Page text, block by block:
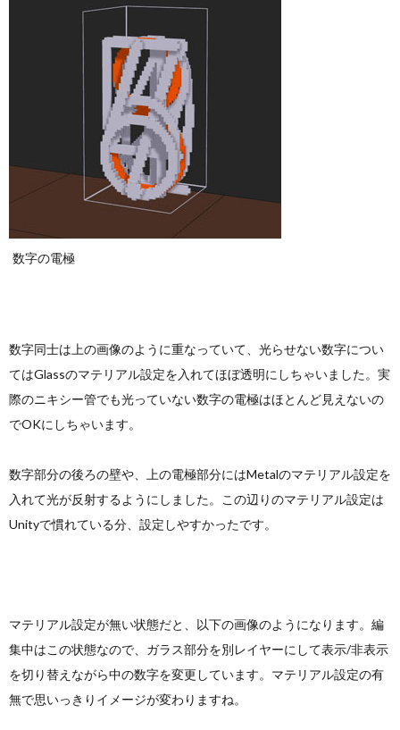
数字の電極
数字同士は上の画像のように重なっていて、光らせない数字につい
てはGlassのマテリアル設定を入れてほぼ透明にしちゃいました。実
際のニキシー管でも光っていない数字の電極はほとんど見えないの
でOKにしちゃいます。
数字部分の後ろの壁や、上の電極部分にはMetalのマテリアル設定を
入れて光が反射するようにしました。この辺りのマテリアル設定は
Unityで慣れている分、設定しやすかったです。
マテリアル設定が無い状態だと、以下の画像のようになります。編
集中はこの状態なので、ガラス部分を別レイヤーにして表示/非表示
を切り替えながら中の数字を変更しています。マテリアル設定の有
無で思いっきりイメージが変わりますね。